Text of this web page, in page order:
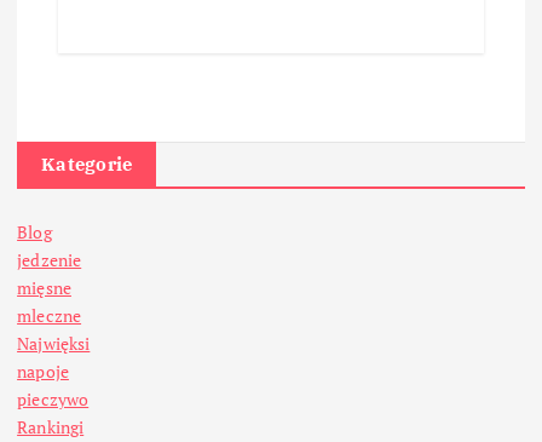
Kategorie
Blog
jedzenie
mięsne
mleczne
Najwięksi
napoje
pieczywo
Rankingi